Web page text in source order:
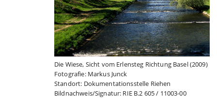
Die Wiese, Sicht vom Erlensteg Richtung Basel (2009)
Fotografie: Markus Junck
Standort: Dokumentationsstelle Riehen
Bildnachweis/Signatur: RIE B.2 605 / 11003-00